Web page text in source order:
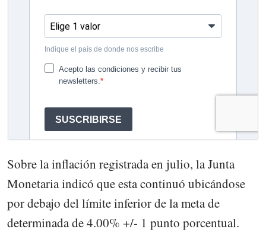
Sobre la inflación registrada en julio, la Junta
Monetaria indicó que esta continuó ubicándose
por debajo del límite inferior de la meta de
determinada de 4.00% +/- 1 punto porcentual.